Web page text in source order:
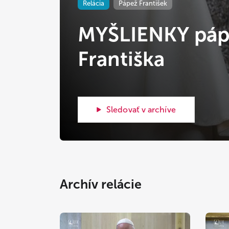
Relácia Pápež František
MYŠLIENKY
Františka
Sledovať v archíve
Archív relácie